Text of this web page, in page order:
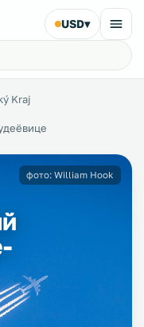
USD▾
Kraj
фото: William Hook